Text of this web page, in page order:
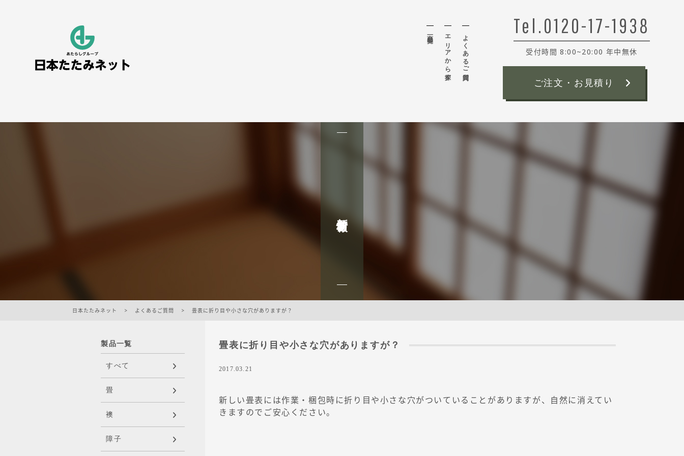
エリアから探す よくあるご質問
Tel.0120-17-1938
受付時間 8:00~20:00 年中無休
ご注文・お見積り
日本たたみネット > よくあるご質問 > 畳表に折り目や小さな穴がありますが？
製品一覧
すべて
畳
襖
障子
畳表に折り目や小さな穴がありますが？
2017.03.21
新しい畳表には作業・梱包時に折り目や小さな穴がついていることがありますが、自然に消えてい
きますのでご安心ください。